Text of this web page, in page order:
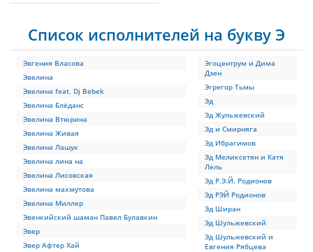
Список исполнителей на букву Э
Эвгения Власова
Эвелина
Эвелина feat. Dj Bebek
Эвелина Блёданс
Эвелина Втюрина
Эвелина Живая
Эвелина Лашук
Эвелина лина на
Эвелина Лисовская
Эвелина махмутова
Эвелина Миллер
Эвенкийский шаман Павел Булавкин
Эвер
Эвер Афтер Хай
Эгоцентрум и Дима
Дзен
Эгрегор Тьмы
Эд
Эд Жульжевский
Эд и Смирняга
Эд Ибрагимов
Эд Меликсетян и Катя
Лель
Эд Р.Э.Й. Родионов
Эд РЭЙ Родионов
Эд Ширан
Эд Шульжевский
Эд Шульжевский и
Евгения Рябцева